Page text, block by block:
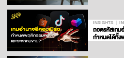
INSIGHTS
ถอดรหัสเกม
กำหนดได้ทั้ง